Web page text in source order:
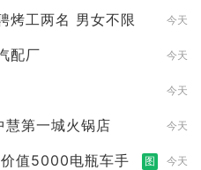
烤工两名 男女不限 今天
配厂 今天
今天
慧第一城火锅店 今天
值5000电瓶车手 图 今天